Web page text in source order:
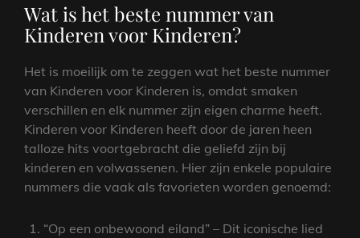
Wat is het beste nummer van
Kinderen voor Kinderen?
Het is moeilijk om te zeggen wat het beste nummer
van Kinderen voor Kinderen is, omdat smaken
verschillen en elk nummer zijn eigen charme heeft.
Kinderen voor Kinderen heeft door de jaren heen
talloze hits voortgebracht die geliefd zijn bij
kinderen en volwassenen. Hier zijn enkele populaire
nummers die vaak als favorieten worden genoemd:
“Op een onbewoond eiland” – Dit iconische lied